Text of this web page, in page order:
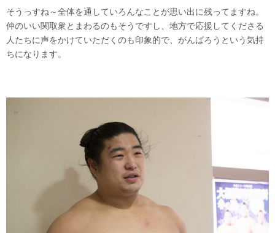
そうっすね～全体を通していろんなことが思い出に残ってますね。
仲のいい関取衆とまわるのもそうですし、地方で応援してくださる
人たちに声をかけていただくのも印象的で、がんばろうという気持
ちになります。